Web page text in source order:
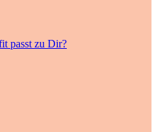
passt zu Dir?